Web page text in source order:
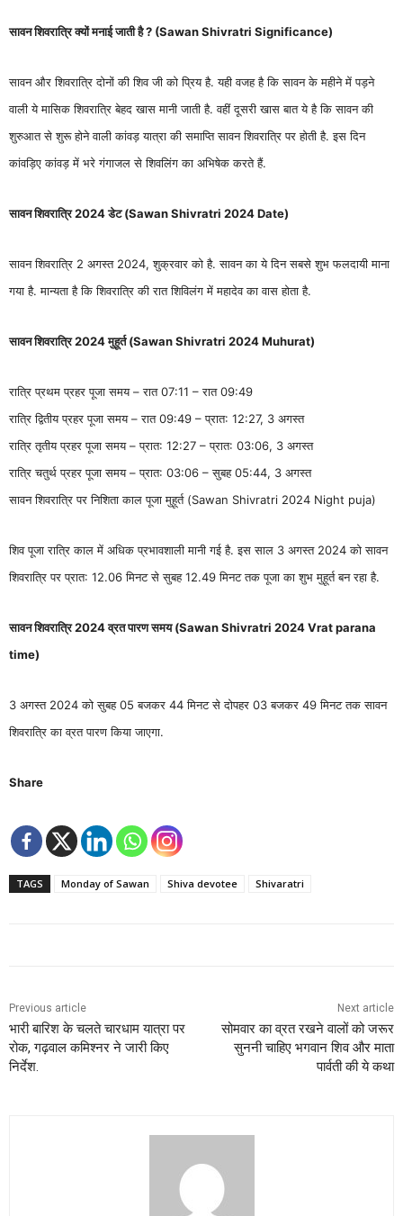
सावन शिवरात्रि क्यों मनाई जाती है ? (Sawan Shivratri Significance)
सावन और शिवरात्रि दोनों की शिव जी को प्रिय है. यही वजह है कि सावन के महीने में पड़ने
वाली ये मासिक शिवरात्रि बेहद खास मानी जाती है. वहीं दूसरी खास बात ये है कि सावन की
शुरुआत से शुरू होने वाली कांवड़ यात्रा की समाप्ति सावन शिवरात्रि पर होती है. इस दिन
कांवड़िए कांवड़ में भरे गंगाजल से शिवलिंग का अभिषेक करते हैं.
सावन शिवरात्रि 2024 डेट (Sawan Shivratri 2024 Date)
सावन शिवरात्रि 2 अगस्त 2024, शुक्रवार को है. सावन का ये दिन सबसे शुभ फलदायी माना
गया है. मान्यता है कि शिवरात्रि की रात शिविलंग में महादेव का वास होता है.
सावन शिवरात्रि 2024 मुहूर्त (Sawan Shivratri 2024 Muhurat)
रात्रि प्रथम प्रहर पूजा समय – रात 07:11 – रात 09:49
रात्रि द्वितीय प्रहर पूजा समय – रात 09:49 – प्रात: 12:27, 3 अगस्त
रात्रि तृतीय प्रहर पूजा समय – प्रात: 12:27 – प्रात: 03:06, 3 अगस्त
रात्रि चतुर्थ प्रहर पूजा समय – प्रात: 03:06 – सुबह 05:44, 3 अगस्त
सावन शिवरात्रि पर निशिता काल पूजा मुहूर्त (Sawan Shivratri 2024 Night puja)
शिव पूजा रात्रि काल में अधिक प्रभावशाली मानी गई है. इस साल 3 अगस्त 2024 को सावन
शिवरात्रि पर प्रात: 12.06 मिनट से सुबह 12.49 मिनट तक पूजा का शुभ मुहूर्त बन रहा है.
सावन शिवरात्रि 2024 व्रत पारण समय (Sawan Shivratri 2024 Vrat parana
time)
3 अगस्त 2024 को सुबह 05 बजकर 44 मिनट से दोपहर 03 बजकर 49 मिनट तक सावन
शिवरात्रि का व्रत पारण किया जाएगा.
Share
TAGS Monday of Sawan Shiva devotee Shivaratri
Previous article
भारी बारिश के चलते चारधाम यात्रा पर
रोक, गढ़वाल कमिश्नर ने जारी किए
निर्देश.
Next article
सोमवार का व्रत रखने वालों को जरूर
सुननी चाहिए भगवान शिव और माता
पार्वती की ये कथा